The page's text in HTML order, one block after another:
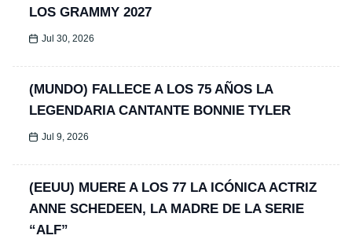
LOS GRAMMY 2027
Jul 30, 2026
(MUNDO) FALLECE A LOS 75 AÑOS LA
LEGENDARIA CANTANTE BONNIE TYLER
Jul 9, 2026
(EEUU) MUERE A LOS 77 LA ICÓNICA ACTRIZ
ANNE SCHEDEEN, LA MADRE DE LA SERIE
“ALF”